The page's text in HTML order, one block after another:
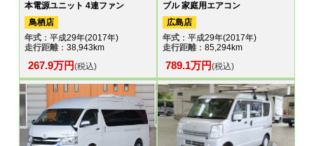
本電源ユニット 4連ファン
鳥栖店
年式 ：平成29年(2017年)
走行距離：38,943km
267.9万円(税込)
ブル 家庭用エアコン
広島店
年式：平成29年(2017年)
走行距離：85,294km
789.1万円(税込)